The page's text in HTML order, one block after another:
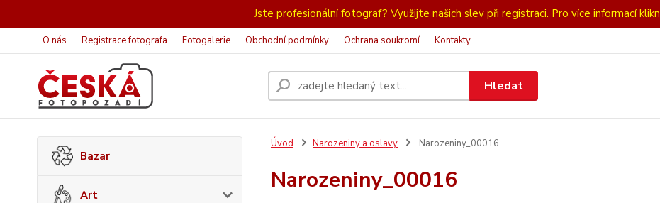
Jste profesionální fotograf? Využijte našich slev při registraci. Pro více informací
O nás Registrace fotografa Fotogalerie Obchodní podmínky Ochrana soukromí Kontakty
Hledat
Bazar
Art
Úvod Narozeniny a oslavy Narozeniny_00016
Narozeniny_00016